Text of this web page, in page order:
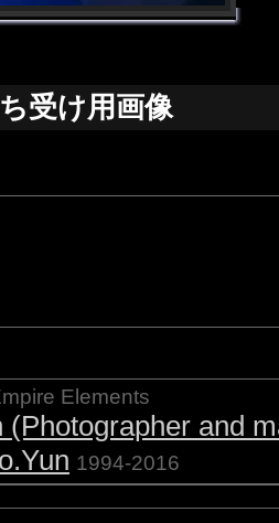
受け用画像
Elements
(Photographer and
1994-2016